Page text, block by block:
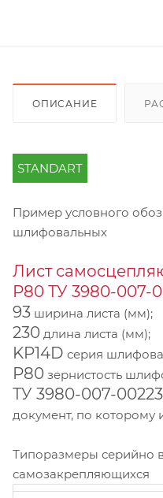
ОПИСАНИЕ
STANDART
Пример условного
шлифовальных
Лист
Р80 ТУ 3980-007-
93 ширина листа (мм);
230 длина листа (мм);
KP14D серия
Р80 зернистость
ТУ 3980-007-
документ, по которому
Типоразмеры серийно
самозакрепляющихся